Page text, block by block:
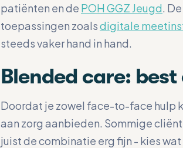
patiënten en de POH GGZ Jeugd.
toepassingen zoalsdigitale
steeds vaker hand in hand.
Blended care:
Doordat je zowel face-to-face hulp
aan zorg aanbieden. Sommige
juist de combinatie erg fijn - kies